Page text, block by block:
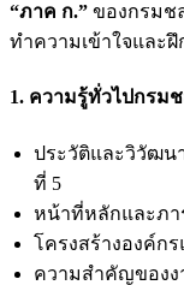
“ภาค ก.” ของกรมช
ทำความเข้าใจและฝึ
1. ความรู้ทั่วไปกรม
ประวัติและวิวัฒน
ที่ 5
หน้าที่หลักและภา
โครงสร้างองค์ก
ความสำคัญของง